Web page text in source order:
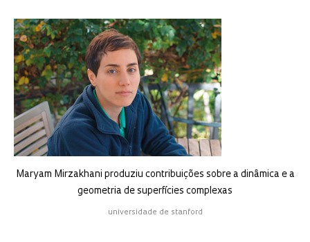
Maryam Mirzakhani produziu contribuições sobre a dinâmica e a
geometria de superfícies complexas
universidade de stanford